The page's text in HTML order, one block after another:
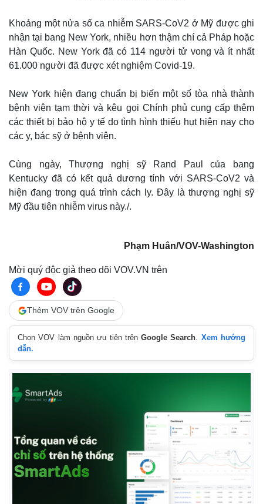
Thế giới
Quan sát
Multimedia
Infographic
Khoảng một nửa số ca nhiễm SARS-CoV2 ở Mỹ được ghi
nhận tại bang New York, nhiều hơn thậm chí cả Pháp hoặc
Hàn Quốc. New York đã có 114 người tử vong và ít nhất
61.000 người đã được xét nghiệm Covid-19.
New York hiện đang chuẩn bị biến một số tòa nhà thành
bệnh viện tạm thời và kêu gọi Chính phủ cung cấp thêm
các thiết bị bảo hộ y tế do tình hình thiếu hụt hiện nay cho
các y, bác sỹ ở bệnh viện.
Cùng ngày, Thượng nghị sỹ Rand Paul của bang
Kentucky đã có kết quả dương tính với SARS-CoV2 và
hiện đang trong quá trình cách ly. Đây là thượng nghị sỹ
Mỹ đầu tiên nhiễm virus này./.
Phạm Huân/VOV-Washington
Mời quý độc giả theo dõi VOV.VN trên
Thêm VOV trên Google
Chọn VOV làm nguồn ưu tiên trênGoogle Search. Xem hướng
dẫn.